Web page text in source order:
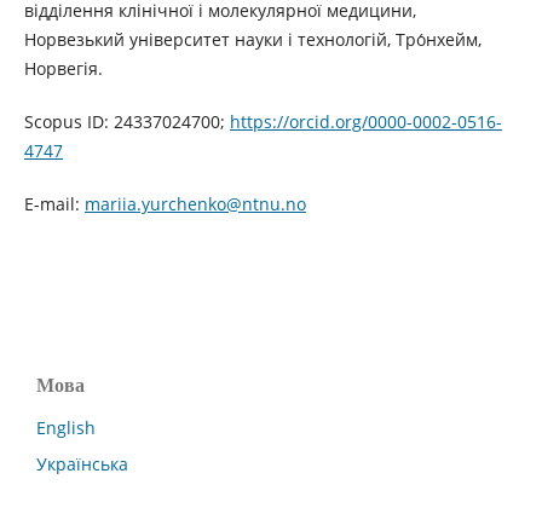
відділення клінічної і молекулярної медицини,
Норвезький університет науки і технологій, Тро́нхейм,
Норвегія.
Scopus ID: 24337024700; https://orcid.org/0000-0002-0516-
4747
E-mail: mariia.yurchenko@ntnu.no
Мова
English
Українська